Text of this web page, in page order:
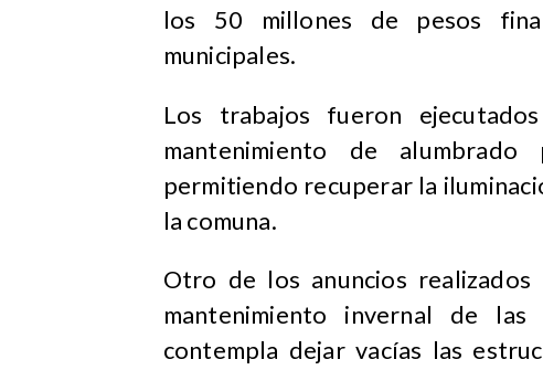
los 50 millones de pesos
municipales.
Los trabajos fueron
mantenimiento de
permitiendo recuperar la
la comuna.
Otro de los anuncios
mantenimiento invernal de
contempla dejar vacías las